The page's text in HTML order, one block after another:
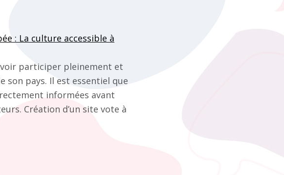
: La culture accessible à
participer pleinement et
son pays. Il est essentiel que
informées avant
Création d’un site vote à